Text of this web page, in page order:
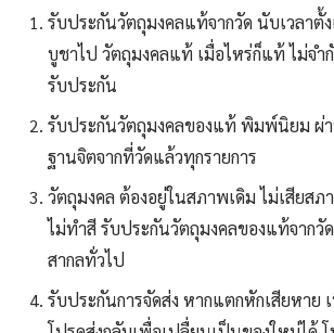
รับประกันวัตถุมงคลแท้จากวัด นับเวลาตั้
บูชาไป วัตถุมงคลแท้ เมื่อไหร่ก็แท้ ไม่จำ
รับประกัน
รับประกันวัตถุมงคลของแท้ พิมพ์นิยม ผ่า
ฐานจิตจากที่วัดแล้วทุกรายการ
วัตถุมงคล ต้องอยู่ในสภาพเดิม ไม่เสียส
ไม่ทำสี รับประกันวัตถุมงคลของแท้จากวั
สากลทั่วไป
รับประกันการจัดส่ง หากแตกหักเสียหาย เ